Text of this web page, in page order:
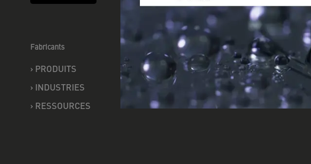
Fabricants
› PRODUITS
› INDUSTRIES
› RESSOURCES
Commerce
› PRODUITS
SERVICE